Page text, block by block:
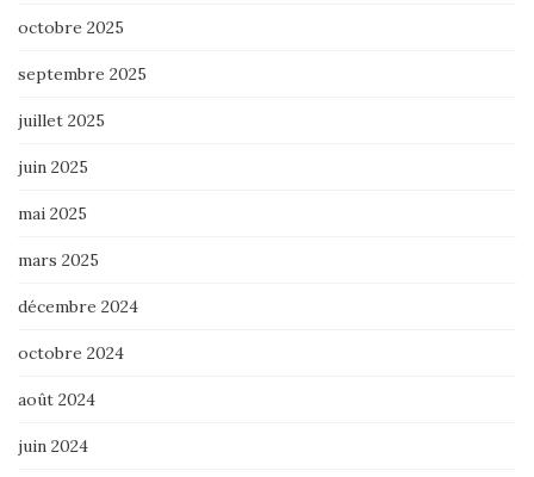
octobre 2025
septembre 2025
juillet 2025
juin 2025
mai 2025
mars 2025
décembre 2024
octobre 2024
août 2024
juin 2024